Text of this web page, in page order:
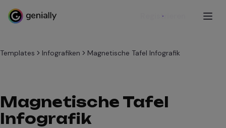
Registrieren
Templates Infografiken Magnetische Tafel Infografik
Magnetische Tafel
Infografik